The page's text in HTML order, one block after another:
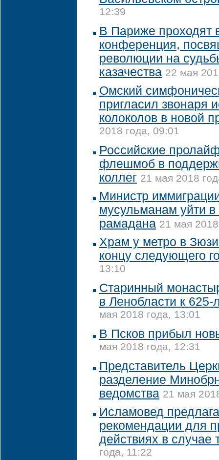
12:39
В Париже проходят
конференция,
революции на
казачества 22 мая
Омский
пригласил звонаря
колоколов в новой
2018 года, 09:01
Российские
флешмоб в
коллег 21 мая 2018
Министр
мусульманам уйти в
рамадана 21 мая
Храм у метро в
концу следующего
13:10
Старинный
в Ленобласти к 625-
мая 2018 года, 13:01
В Псков прибыл
мая 2018 года, 12:31
Представитель
разделение
ведомства 21 мая
Исламовед
рекомендации для
действиях в случае
года, 11:22